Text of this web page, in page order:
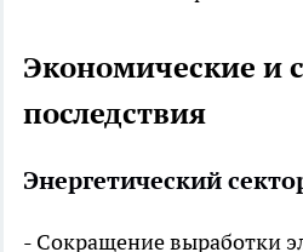
Экономические и
последствия
Энергетический
- Сокращение выработки